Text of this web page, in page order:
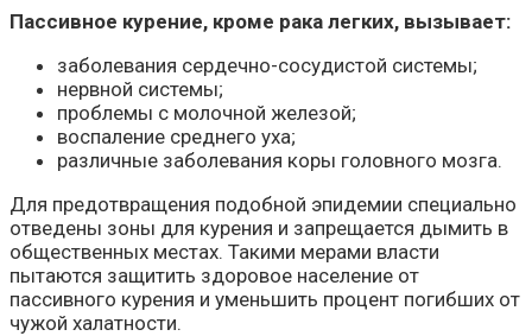
Пассивное курение, кроме рака легких, вызывает:
заболевания сердечно-сосудистой системы;
нервной системы;
проблемы с молочной железой;
воспаление среднего уха;
различные заболевания коры головного мозга.
Для предотвращения подобной эпидемии специально
отведены зоны для курения и запрещается дымить в
общественных местах. Такими мерами власти
пытаются защитить здоровое население от
пассивного курения и уменьшить процент погибших от
чужой халатности.